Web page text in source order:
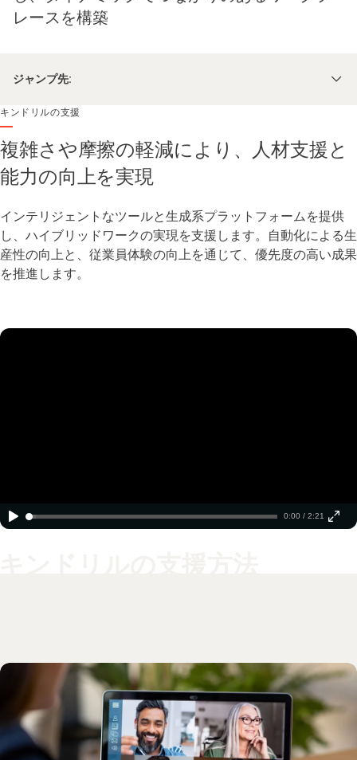
レースを構築
ジャンプ先:
キンドリルの支援
複雑さや摩擦の軽減により、人材支援と
能力の向上を実現
インテリジェントなツールと生成系プラットフォームを提供
し、ハイブリッドワークの実現を支援します。自動化による生
産性の向上と、従業員体験の向上を通じて、優先度の高い成果
を推進します。
0:00 / 2:21